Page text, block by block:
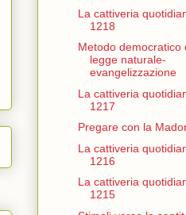
La cattiveria
1218
Metodo democratico
legge naturale-
evangelizzazione
La cattiveria
1217
Pregare con la
La cattiveria
1216
La cattiveria
1215